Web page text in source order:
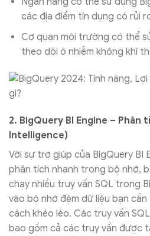
các địa điểm tín dụng có rủi
Cơ quan môi trường có thể
theo dõi ô nhiễm không khí
2. BigQuery BI Engine – Phân
Intelligence)
Với sự trợ giúp của BigQuery BI
phân tích nhanh trong bộ nhớ,
chạy nhiều truy vấn SQL trong
vào bộ nhớ đệm dữ liệu bạn
cách khéo léo. Các truy vấn
bao gồm cả các truy vấn được